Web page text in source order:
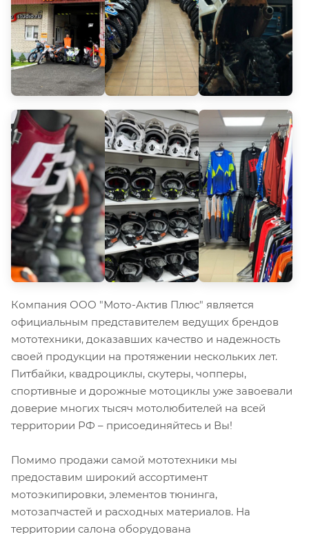
Компания ООО "Мото-Актив Плюс" является
официальным представителем ведущих брендов
мототехники, доказавших качество и надежность
своей продукции на протяжении нескольких лет.
Питбайки, квадроциклы, скутеры, чопперы,
спортивные и дорожные мотоциклы уже завоевали
доверие многих тысяч мотолюбителей на всей
территории РФ – присоединяйтесь и Вы!
Помимо продажи самой мототехники мы
предоставим широкий ассортимент
мотоэкипировки, элементов тюнинга,
мотозапчастей и расходных материалов. На
территории салона оборудована